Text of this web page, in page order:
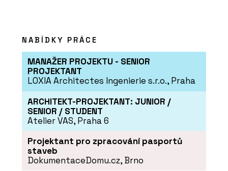
NABÍDKY PRÁCE
MANAŽER PROJEKTU - SENIOR
PROJEKTANT
LOXIA Architectes Ingenierie s.r.o., Praha
ARCHITEKT-PROJEKTANT: JUNIOR /
SENIOR / STUDENT
Atelier VAS, Praha 6
Projektant pro zpracování pasportů
staveb
DokumentaceDomu.cz, Brno